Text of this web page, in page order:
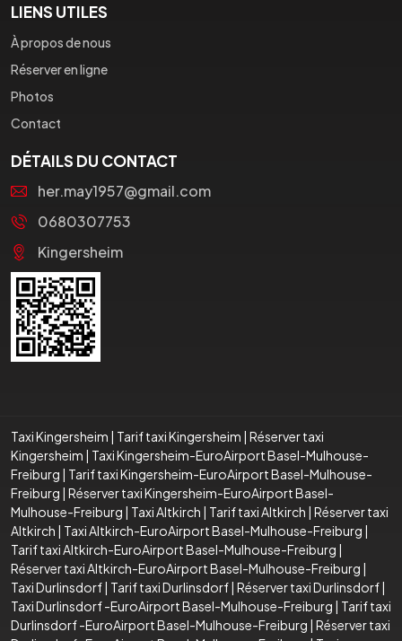
LIENS UTILES
À propos de nous
Réserver en ligne
Photos
Contact
DÉTAILS DU CONTACT
her.may1957@gmail.com
0680307753
Kingersheim
Taxi Kingersheim | Tarif taxi Kingersheim | Réserver taxi
Kingersheim | Taxi Kingersheim-EuroAirport Basel-Mulhouse-
Freiburg | Tarif taxi Kingersheim-EuroAirport Basel-Mulhouse-
Freiburg | Réserver taxi Kingersheim-EuroAirport Basel-
Mulhouse-Freiburg | Taxi Altkirch | Tarif taxi Altkirch | Réserver taxi
Altkirch | Taxi Altkirch-EuroAirport Basel-Mulhouse-Freiburg |
Tarif taxi Altkirch-EuroAirport Basel-Mulhouse-Freiburg |
Réserver taxi Altkirch-EuroAirport Basel-Mulhouse-Freiburg |
Taxi Durlinsdorf| Tarif taxi Durlinsdorf| Réserver taxi Durlinsdorf|
Taxi Durlinsdorf -EuroAirport Basel-Mulhouse-Freiburg | Tarif taxi
Durlinsdorf -EuroAirport Basel-Mulhouse-Freiburg | Réserver taxi